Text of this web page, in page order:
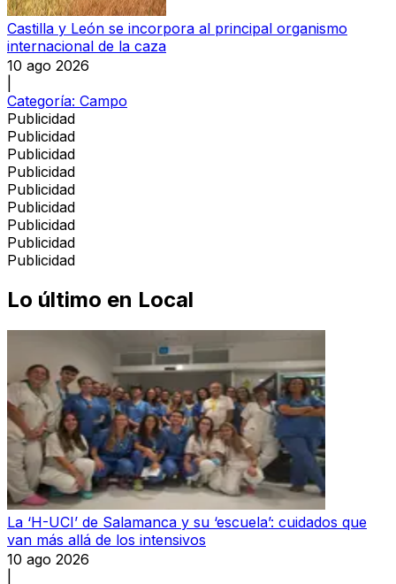
Castilla y León se incorpora al principal organismo
internacional de la caza
10 ago 2026
Categoría: Campo
Publicidad
Publicidad
Publicidad
Publicidad
Publicidad
Publicidad
Publicidad
Publicidad
Publicidad
Lo último en Local
La ‘H-UCI’ de Salamanca y su ‘escuela’: cuidados que
van más allá de los intensivos
10 ago 2026